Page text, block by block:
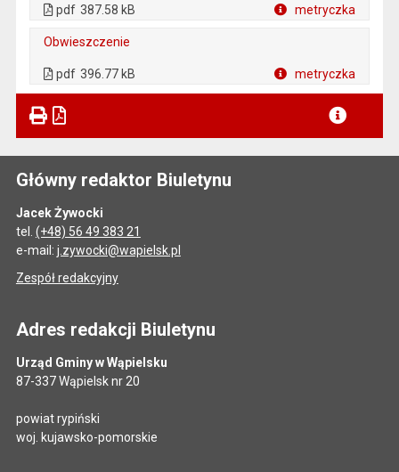
pdf 387.58 kB metryczka
Obwieszczenie
pdf 396.77 kB metryczka
Główny redaktor Biuletynu
Jacek Żywocki
tel. (+48) 56 49 383 21
e-mail: j.zywocki@wapielsk.pl
Zespół redakcyjny
Adres redakcji Biuletynu
Urząd Gminy w Wąpielsku
87-337 Wąpielsk nr 20
powiat rypiński
woj. kujawsko-pomorskie